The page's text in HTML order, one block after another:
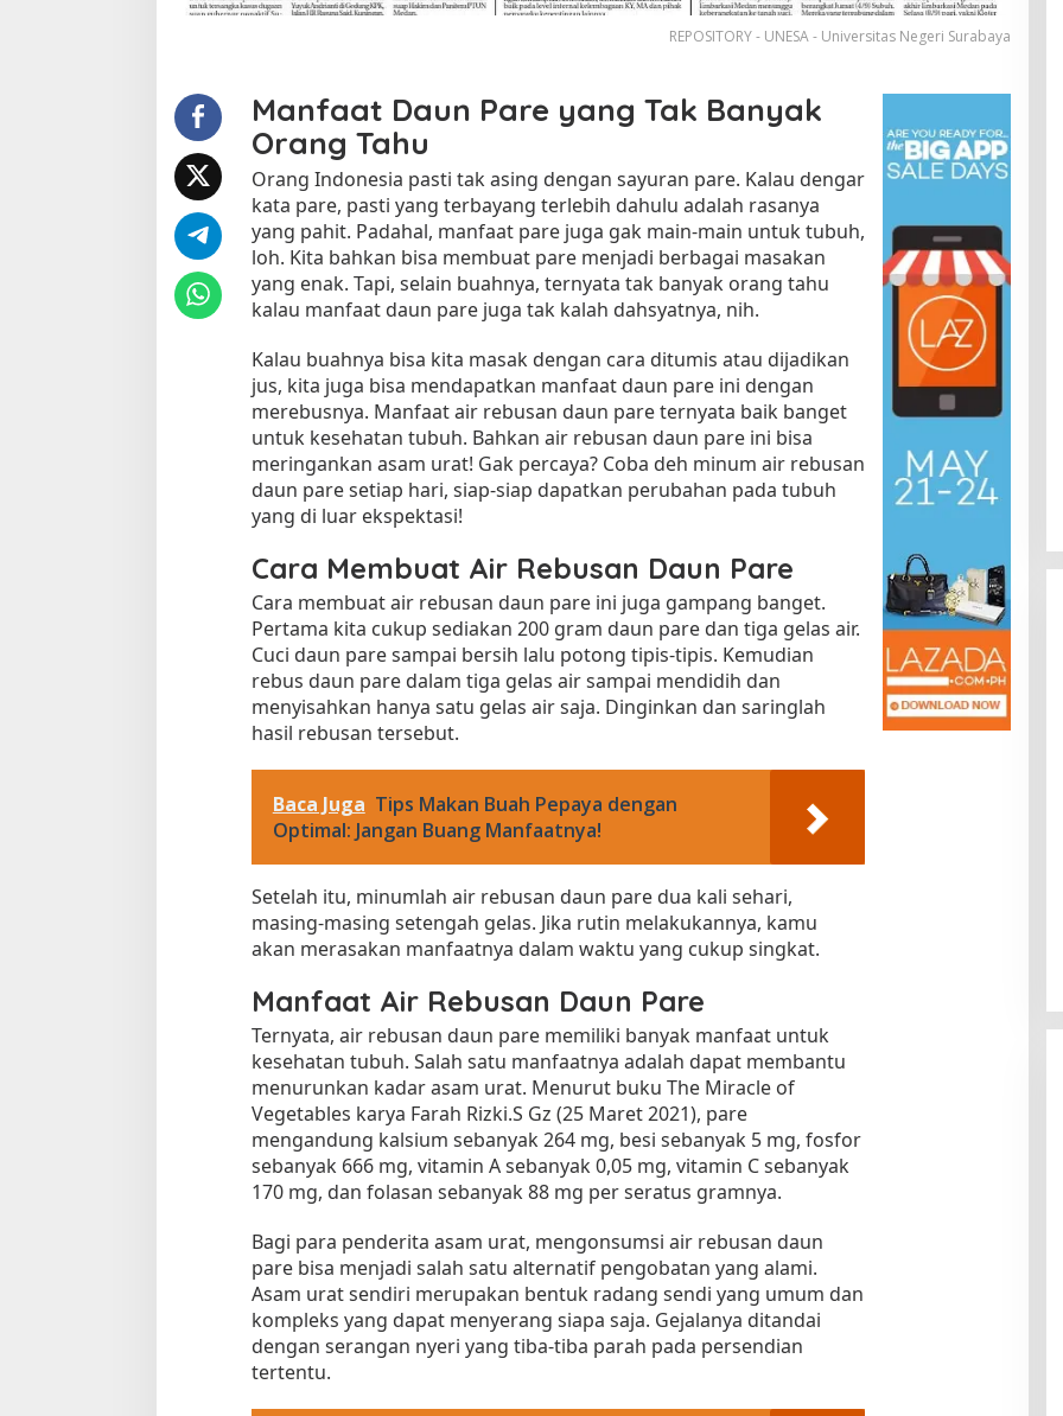
u
u
n
a
r
d
a
n
N
k
m
a
t
i
M
a
n
a
a
t
n
a
S
e
u
u
r
H
d
u
p
REPOSITORY - UNESA - Universitas Negeri Surabaya
Manfaat Daun Pare yang Tak Banyak
Orang Tahu
Orang Indonesia pasti tak asing dengan sayuran pare. Kalau dengar
kata pare, pasti yang terbayang terlebih dahulu adalah rasanya
yang pahit. Padahal, manfaat pare juga gak main-main untuk tubuh,
loh. Kita bahkan bisa membuat pare menjadi berbagai masakan
yang enak. Tapi, selain buahnya, ternyata tak banyak orang tahu
kalau manfaat daun pare juga tak kalah dahsyatnya, nih.
Kalau buahnya bisa kita masak dengan cara ditumis atau dijadikan
jus, kita juga bisa mendapatkan manfaat daun pare ini dengan
merebusnya. Manfaat air rebusan daun pare ternyata baik banget
untuk kesehatan tubuh. Bahkan air rebusan daun pare ini bisa
meringankan asam urat! Gak percaya? Coba deh minum air rebusan
daun pare setiap hari, siap-siap dapatkan perubahan pada tubuh
yang di luar ekspektasi!
Cara Membuat Air Rebusan Daun Pare
Cara membuat air rebusan daun pare ini juga gampang banget.
Pertama kita cukup sediakan 200 gram daun pare dan tiga gelas air.
Cuci daun pare sampai bersih lalu potong tipis-tipis. Kemudian
rebus daun pare dalam tiga gelas air sampai mendidih dan
menyisahkan hanya satu gelas air saja. Dinginkan dan saringlah
hasil rebusan tersebut.
Baca Juga Tips Makan Buah Pepaya dengan
Optimal: Jangan Buang Manfaatnya!
Setelah itu, minumlah air rebusan daun pare dua kali sehari,
masing-masing setengah gelas. Jika rutin melakukannya, kamu
akan merasakan manfaatnya dalam waktu yang cukup singkat.
Manfaat Air Rebusan Daun Pare
Ternyata, air rebusan daun pare memiliki banyak manfaat untuk
kesehatan tubuh. Salah satu manfaatnya adalah dapat membantu
menurunkan kadar asam urat. Menurut buku The Miracle of
Vegetables karya Farah Rizki.S Gz (25 Maret 2021), pare
mengandung kalsium sebanyak 264 mg, besi sebanyak 5 mg, fosfor
sebanyak 666 mg, vitamin A sebanyak 0,05 mg, vitamin C sebanyak
170 mg, dan folasan sebanyak 88 mg per seratus gramnya.
Bagi para penderita asam urat, mengonsumsi air rebusan daun
pare bisa menjadi salah satu alternatif pengobatan yang alami.
Asam urat sendiri merupakan bentuk radang sendi yang umum dan
kompleks yang dapat menyerang siapa saja. Gejalanya ditandai
dengan serangan nyeri yang tiba-tiba parah pada persendian
tertentu.
Tempat Makan All You Can Eat di
3 Januari 2025
Tempat Makan di Kota Baru Jambi
Di Daerah, Jambi, Travel | 3 Januari 2025
Tempat Makan Kepiting di Jambi
Di Daerah, Jambi, Travel